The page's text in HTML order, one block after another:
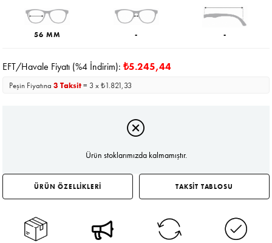
56 MM - -
EFT/Havale Fiyatı (%4 İndirim):₺5.245,44
Peşin Fiyatına3 Taksit= 3 x ₺1.821,33
Ürün stoklarımızda kalmamıştır.
ÜRÜN ÖZELLİKLERİ TAKSİT TABLOSU